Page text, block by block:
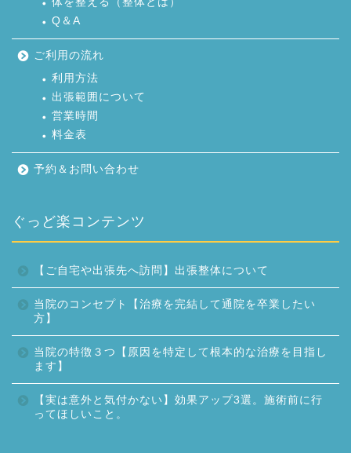
Q＆A
ご利用の流れ
利用方法
出張範囲について
営業時間
料金表
予約＆お問い合わせ
ぐっど楽コンテンツ
【ご自宅や出張先へ訪問】出張整体について
当院のコンセプト【治療を完結して通院を卒業したい
方】
当院の特徴３つ【原因を特定して根本的な治療を目指し
ます】
【実は意外と気付かない】効果アップ3選。施術前に行
ってほしいこと。